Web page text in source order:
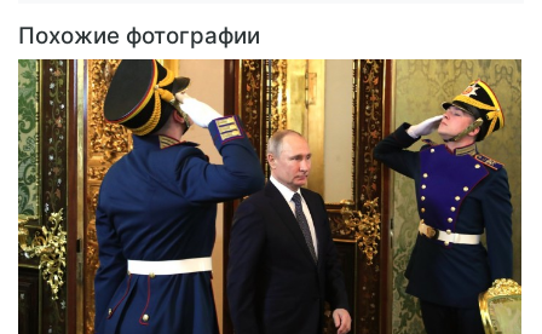
Похожие фотографии